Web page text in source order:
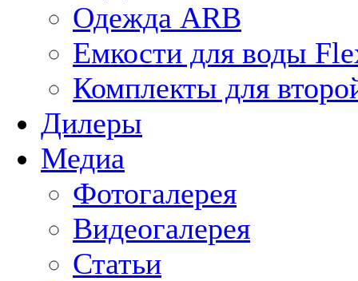
Одежда ARB
Емкости для воды
Комплекты для
Дилеры
Медиа
Фотогалерея
Видеогалерея
Статьи